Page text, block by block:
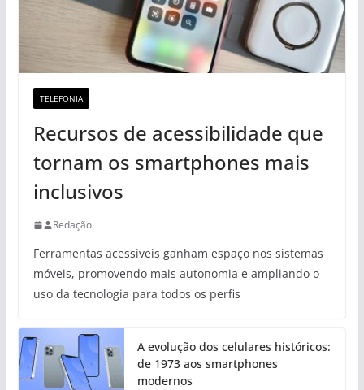
TELEFONIA
Recursos de acessibilidade que
tornam os smartphones mais
inclusivos
Redação
Ferramentas acessíveis ganham espaço nos sistemas
móveis, promovendo mais autonomia e ampliando o
uso da tecnologia para todos os perfis
A evolução dos celulares históricos:
de 1973 aos smartphones
modernos